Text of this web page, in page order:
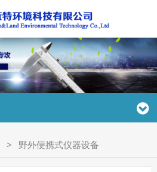
> 野外便携式仪器设备